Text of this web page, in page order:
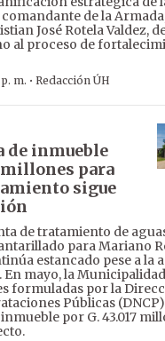
de la
José Rotela Valdez,
al proceso de
m. · Redacción ÚH
de inmueble
millones para
sigue
de tratamiento de
para Mariano
estancado pese a la
mayo, la
formuladas por la
Públicas
por G. 43.017